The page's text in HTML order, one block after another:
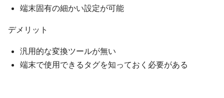
端末固有の細かい設定が可能
デメリット
汎用的な変換ツールが無い
端末で使用できるタグを知っておく必要がある